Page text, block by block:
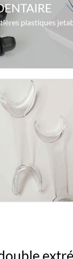
plastiques